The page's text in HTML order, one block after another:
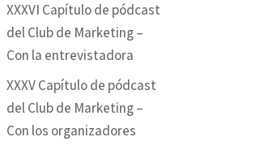
XXXVI Capítulo de pódcast
del Club de Marketing –
Con la entrevistadora
XXXV Capítulo de pódcast
del Club de Marketing –
Con los organizadores